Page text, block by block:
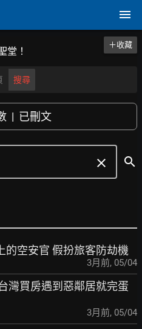
堂！
＋收藏
搜尋
| 已刪文
clear search
的空安官 假扮旅客防劫機
3月前, 05/04
灣買房遇到惡鄰居就完蛋
3月前, 05/04